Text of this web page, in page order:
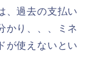
、過去の支払い
かり、、、ミネ
が使えないとい